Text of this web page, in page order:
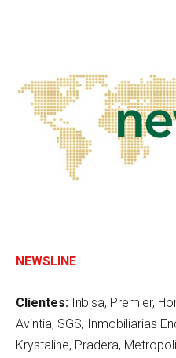
NEWSLINE
Clientes: Inbisa, Premier,
Avintia, SGS, Inmobiliarias
Krystaline, Pradera,